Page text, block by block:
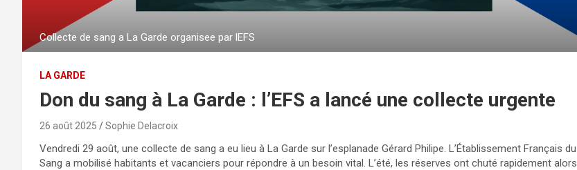
Collecte de sang a La Garde organisee par lEFS
LA GARDE
Don du sang à La Garde : l’EFS a lancé une collecte urgente
26 août 2025 Sophie Delacroix
Vendredi 29 août, une collecte de sang a eu lieu à La Garde sur l’esplanade Gérard Philipe. L’Établissement Français du
Sang a mobilisé habitants et vacanciers pour répondre à un besoin vital. L’été, les réserves ont chuté rapidement alors